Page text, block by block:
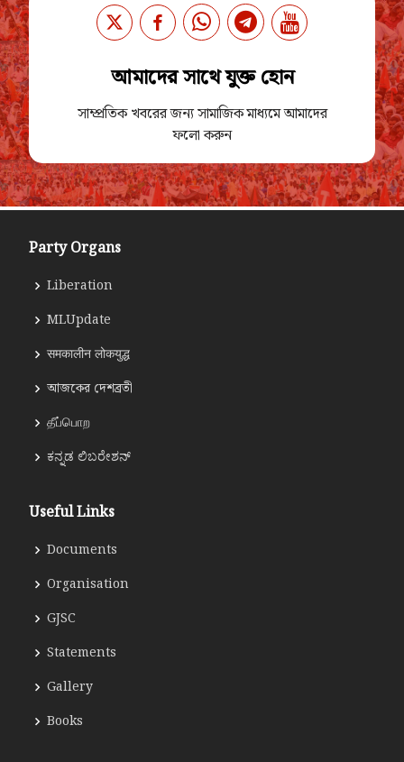
আমাদের সাথে যুক্ত হোন
সাম্প্রতিক খবরের জন্য সামাজিক মাধ্যমে আমাদের
ফলো করুন
Party Organs
Liberation
MLUpdate
समकालीन लोकयुद्ध
আজকের দেশব্রতী
தீப்பொற
ಕನ್ನಡ ಲಿಬರೇಶನ್
Useful Links
Documents
Organisation
GJSC
Statements
Gallery
Books